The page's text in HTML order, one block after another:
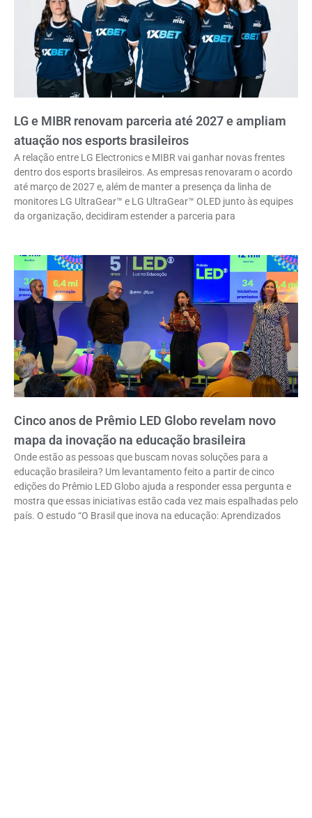
LG e MIBR renovam parceria até 2027 e ampliam
atuação nos esports brasileiros
A relação entre LG Electronics e MIBR vai ganhar novas frentes
dentro dos esports brasileiros. As empresas renovaram o acordo
até março de 2027 e, além de manter a presença da linha de
monitores LG UltraGear™ e LG UltraGear™ OLED junto às equipes
da organização, decidiram estender a parceria para
Cinco anos de Prêmio LED Globo revelam novo
mapa da inovação na educação brasileira
Onde estão as pessoas que buscam novas soluções para a
educação brasileira? Um levantamento feito a partir de cinco
edições do Prêmio LED Globo ajuda a responder essa pergunta e
mostra que essas iniciativas estão cada vez mais espalhadas pelo
país. O estudo “O Brasil que inova na educação: Aprendizados